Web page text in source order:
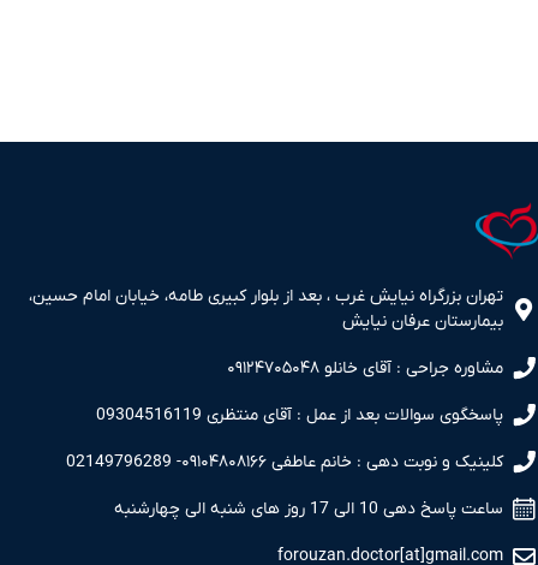
تهران بزرگراه نیایش غرب ، بعد از بلوار کبیری طامه، خیابان امام حسین،
بیمارستان عرفان نیایش
مشاوره جراحی : آقای خانلو ۰۹۱۲۴۷۰۵۰۴۸
پاسخگوی سوالات بعد از عمل : آقای منتظری 09304516119
کلینیک و نوبت دهی : خانم عاطفی ۰۹۱۰۴۸۰۸۱۶۶- 02149796289
ساعت پاسخ دهی 10 الی 17 روز های شنبه الی چهارشنبه
forouzan.doctor[at]gmail.com